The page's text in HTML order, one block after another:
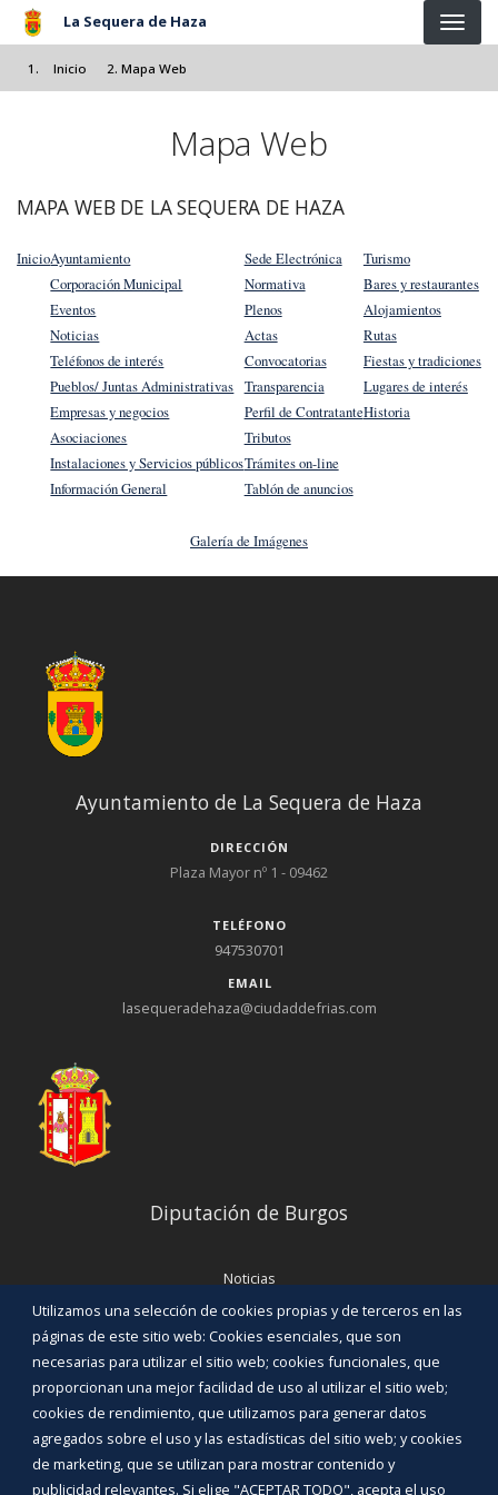
Pasar al contenido principal
La Sequera de Haza
Inicio Mapa Web
Mapa Web
MAPA WEB DE LA SEQUERA DE HAZA
InicioAyuntamiento
Corporación Municipal
Eventos
Noticias
Teléfonos de interés
Pueblos/ Juntas Administrativas
Empresas y negocios
Asociaciones
Instalaciones y Servicios públicos
Información General
Sede Electrónica
Normativa
Plenos
Actas
Convocatorias
Transparencia
Perfil de Contratante
Tributos
Trámites on-line
Tablón de anuncios
Turismo
Bares y restaurantes
Alojamientos
Rutas
Fiestas y tradiciones
Lugares de interés
Historia
Galería de Imágenes
Utilizamos una selección de cookies propias y de terceros en las
páginas de este sitio web: Cookies esenciales, que son
necesarias para utilizar el sitio web; cookies funcionales, que
proporcionan una mejor facilidad de uso al utilizar el sitio web;
cookies de rendimiento, que utilizamos para generar datos
agregados sobre el uso y las estadísticas del sitio web; y cookies
de marketing, que se utilizan para mostrar contenido y
publicidad relevantes. Si elige "ACEPTAR TODO", acepta el uso
Ayuntamiento de La Sequera de Haza
DIRECCIÓN
Plaza Mayor nº 1 - 09462
TELÉFONO
947530701
EMAIL
lasequeradehaza@ciudaddefrias.com
Diputación de Burgos
Noticias
Eventos
Corporación Municipal
Teléfonos de interés
INICIAR SESIÓN
MAPA WEB